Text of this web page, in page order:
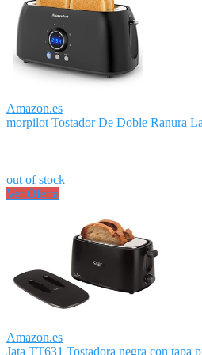
Amazon.es
morpilot Tostador De Doble Ranura
out of stock
Ver Oferta
Amazon.es
Jata TT631 Tostadora negra con tapa